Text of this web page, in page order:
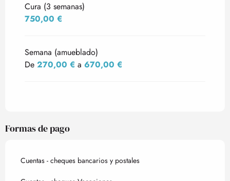
Cura (3 semanas)
750,00 €
Semana (amueblado)
De 270,00 € a 670,00 €
Formas de pago
Cuentas - cheques bancarios y postales